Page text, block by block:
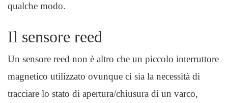
qualche modo.
Il sensore reed
Un sensore reed non è altro che un piccolo interruttore
magnetico utilizzato ovunque ci sia la necessità di
tracciare lo stato di apertura/chiusura di un varco,